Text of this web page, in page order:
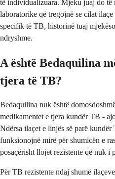
të individualizuara. Mjeku juaj do të
laboratorike që tregojnë se cilat
specifik të TB, historinë tuaj
ndryshme.
A është Bedaquilina
tjera të TB?
Bedaquilina nuk është
medikamentet e tjera kundër TB -
Ndërsa ilaçet e linjës së parë
funksionojnë mirë për shumicën e
posaçërisht llojet rezistente që nuk i
Për TB rezistente ndaj shumë